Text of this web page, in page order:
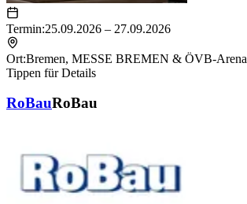
Termin:25.09.2026 – 27.09.2026
Ort:Bremen, MESSE BREMEN & ÖVB-Arena
Tippen für Details
RoBauRoBau